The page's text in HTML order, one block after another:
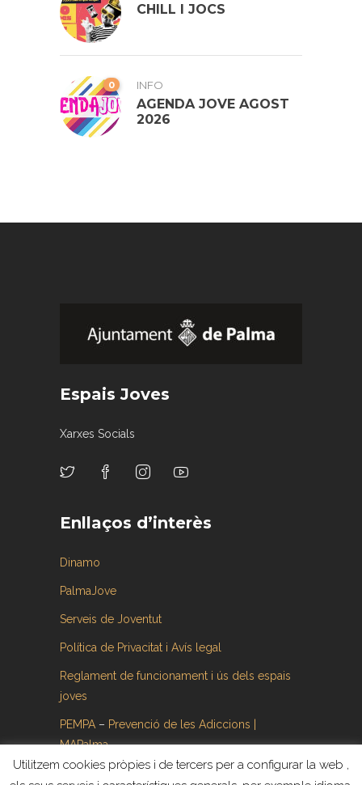
CHILL I JOCS
0 INFO
AGENDA JOVE AGOST
2026
Espais Joves
Xarxes Socials
Enllaços d’interès
Dinamo
PalmaJove
Serveis de Joventut
Política de Privacitat i Avís legal
Reglament de funcionament i ús dels espais
joves
PEMPA – Prevenció de les Adiccions |
MAPalma
Utilitzem cookies pròpies i de tercers per a configurar la web ,